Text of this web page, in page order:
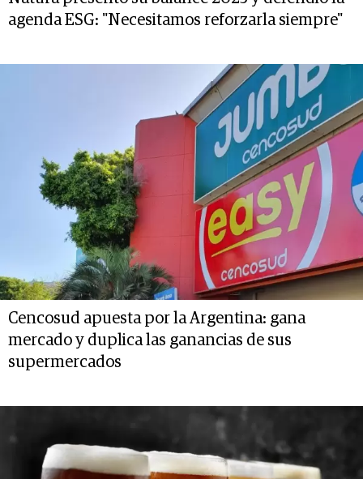
agenda ESG: "Necesitamos reforzarla siempre"
Cencosud apuesta por la Argentina: gana
mercado y duplica las ganancias de sus
supermercados